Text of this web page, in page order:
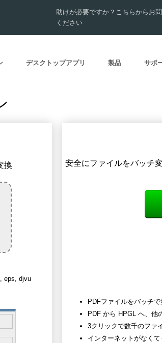
助けが必要ですか？こちらからお
ください
デスクトップアプリ 製品 サポ
換
eps, djvu
安全にファイルをバッチ
PDFファイルをバッチ
PDF から HPGL へ、他
3クリックで数千のファ
インターネットがなく